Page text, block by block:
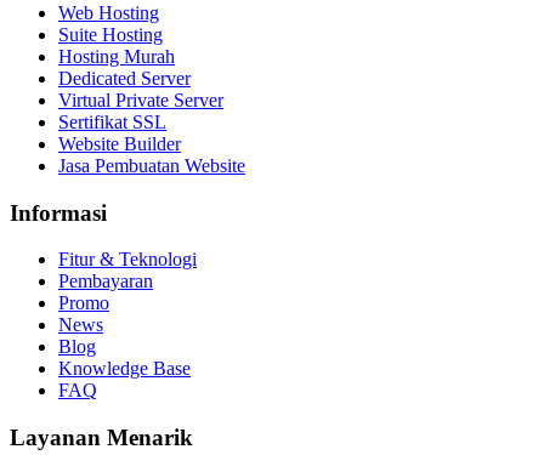
Web Hosting
Suite Hosting
Hosting Murah
Dedicated Server
Virtual Private Server
Sertifikat SSL
Website Builder
Jasa Pembuatan Website
Informasi
Fitur & Teknologi
Pembayaran
Promo
News
Blog
Knowledge Base
FAQ
Layanan Menarik